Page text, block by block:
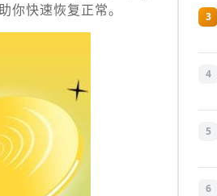
快速恢复正常。
3
4
5
6